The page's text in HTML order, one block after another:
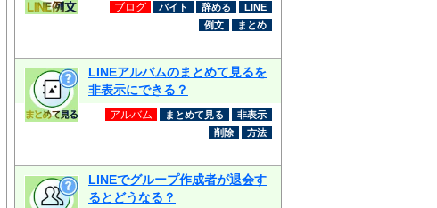
ブログ バイト 辞める
LINE
例文
まとめ
LINEアルバムのまとめて見るを
非表示にできる？
アルバム まとめて見る
非表示
削除
方法
LINEでグループ作成者が退会す
るとどうなる？